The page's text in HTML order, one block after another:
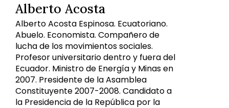
Alberto Acosta
Alberto Acosta Espinosa. Ecuatoriano.
Abuelo. Economista. Compañero de
lucha de los movimientos sociales.
Profesor universitario dentro y fuera del
Ecuador. Ministro de Energía y Minas en
2007. Presidente de la Asamblea
Constituyente 2007-2008. Candidato a
la Presidencia de la República por la